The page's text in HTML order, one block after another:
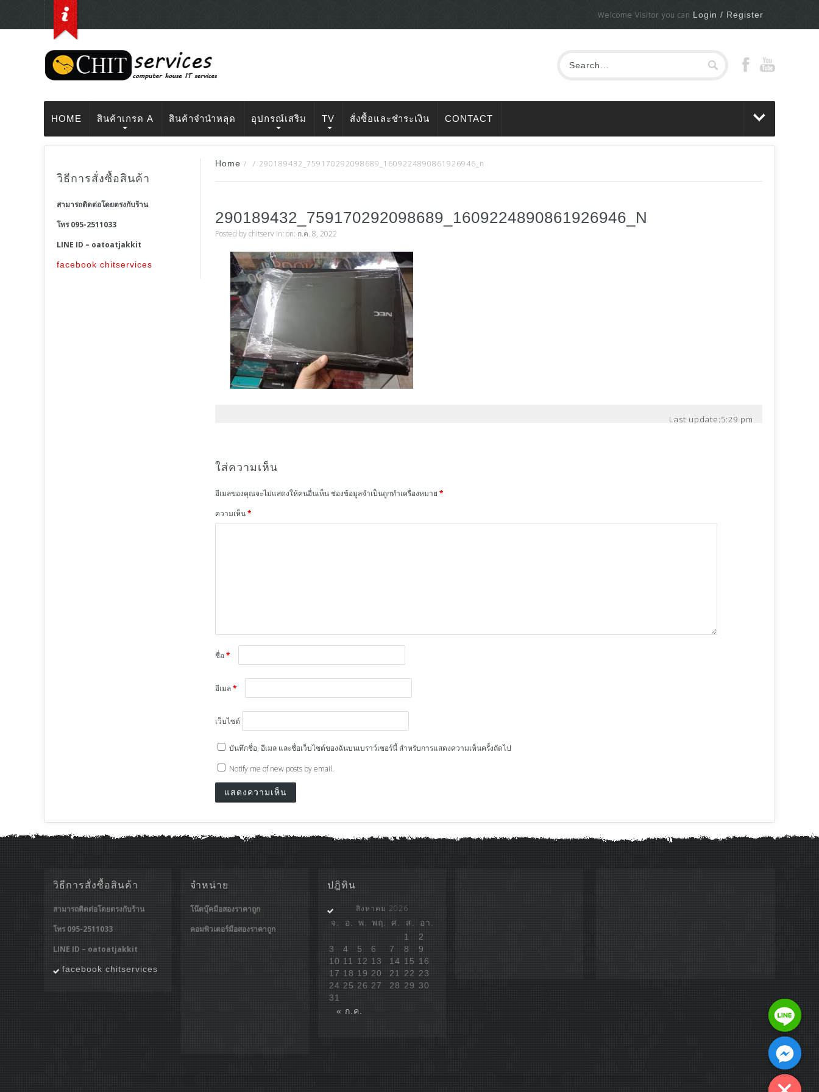
Welcome Visitor you can Login / Register
HOME สินค้าเกรด A สินค้าจำนำหลุด อุปกรณ์เสริม TV สั่งซื้อและชำระเงิน CONTACT
วิธีการสั่งซื้อสินค้า
สามารถติดต่อโดยตรงกับร้าน
โทร 095-2511033
LINE ID – oatoatjakkit
facebook chitservices
Home / / 290189432_759170292098689_1609224890861926946_n
290189432_759170292098689_1609224890861926946_N
Posted bychitserv in: on: ก.ค. 8, 2022
Last update:5:29 pm
ใส่ความเห็น
อีเมลของคุณจะไม่แสดงให้คนอื่นเห็นช่องข้อมูลจำเป็นถูกทำเครื่องหมาย *
ความเห็น*
ชื่อ*
อีเมล*
เว็บไซต์
บันทึกชื่อ, อีเมล และชื่อเว็บไซต์ของฉันบนเบราว์เซอร์นี้ สำหรับการแสดงความเห็นครั้งถัดไป
Notify me of new posts by email.
วิธีการสั่งซื้อสินค้า
สามารถติดต่อโดยตรงกับร้าน
โทร 095-2511033
LINE ID – oatoatjakkit
facebook chitservices
จำหน่าย
โน๊ตบุ๊คมือสองราคาถูก
คอมพิวเตอร์มือสองราคาถูก
ปฎิทิน
สิงหาคม 2026
จ. อ. พ. พฤ. ศ. ส.
อา.
1
2
3
4 5 6 7 8
9
10 11 12 13 14 15 16
17 18 19 20 21 22 23
24 25 26 27 28 29 30
31
« ก.ค.